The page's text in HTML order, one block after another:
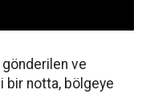
ve
bir notta, bölgeye